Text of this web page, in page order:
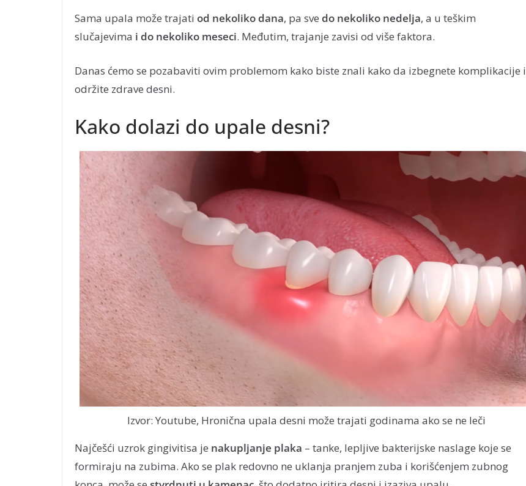
Sama upala može trajati od nekoliko dana, pa sve do nekoliko nedelja, a u teškim
slučajevima i do nekoliko meseci. Međutim, trajanje zavisi od više faktora.
Danas ćemo se pozabaviti ovim problemom kako biste znali kako da izbegnete komplikacije i
održite zdrave desni.
Kako dolazi do upale desni?
Izvor: Youtube, Hronična upala desni može trajati godinama ako se ne leči
Najčešći uzrok gingivitisa je nakupljanje plaka – tanke, lepljive bakterijske naslage koje se
formiraju na zubima. Ako se plak redovno ne uklanja pranjem zuba i korišćenjem zubnog